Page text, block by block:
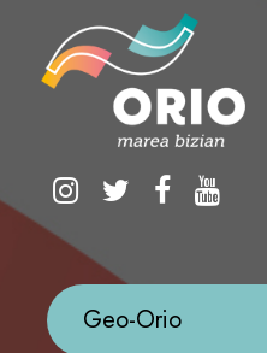
Geo-Orio